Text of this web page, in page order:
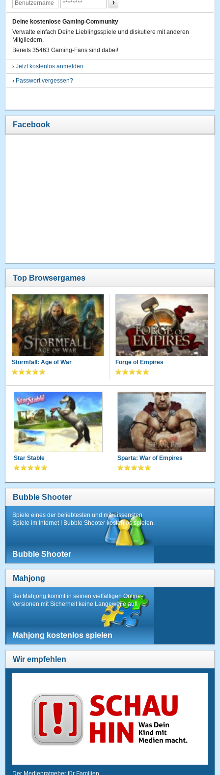
Deine kostenlose Gaming-Community
Verwalte einfach Deine Lieblingsspiele und diskutiere mit anderen
Mitgliedern.
Bereits 35463 Gaming-Fans sind dabei!
›Jetzt kostenlos anmelden
› Passwort vergessen?
Facebook
Top Browsergames
Stormfall: Age of War Forge of Empires
Star Stable Sparta: War of Empires
Bubble Shooter
Spiele eines der beliebtesten und mitreissensten
Spiele im Internet ! Bubble Shooter kostenlos spielen.
Bubble Shooter
Mahjong
Bei Mahjong kommt in seinen vielfältigen Online-
Versionen mit Sicherheit keine Langeweile auf!
Mahjong kostenlos spielen
Wir empfehlen
Der Medienratgeber für Familien